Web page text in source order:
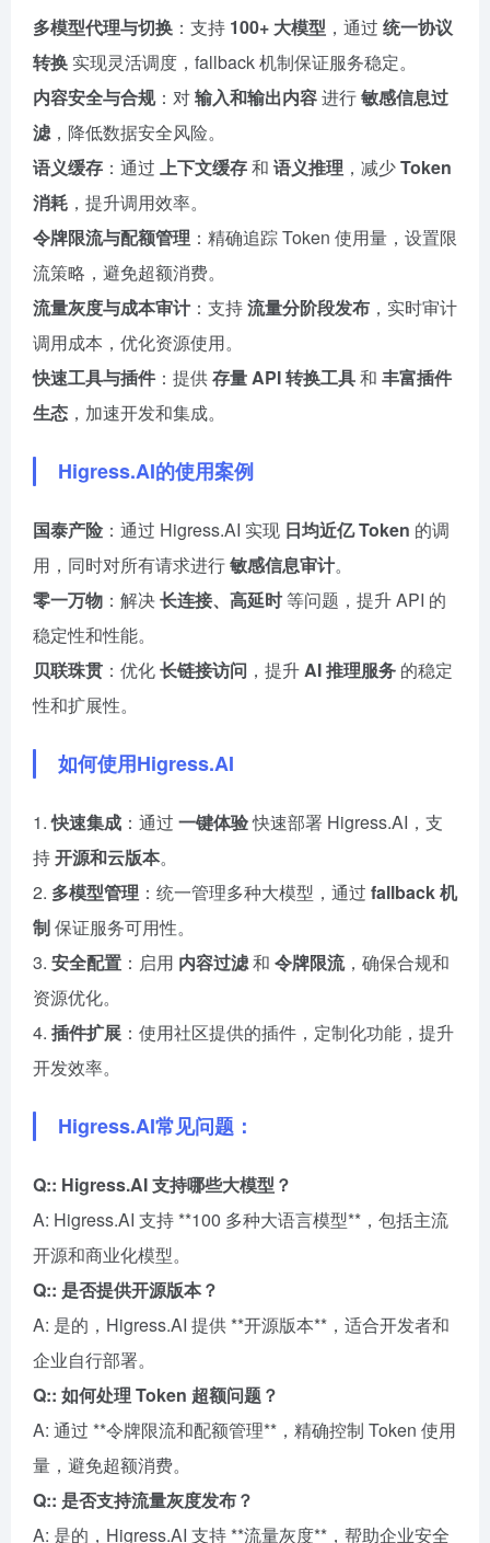
多模型代理与切换 ：支持 100+ 大模型 ，通过 统一协议
转换 实现灵活调度，fallback 机制保证服务稳定。
内容安全与合规：对输入和输出内容进行敏感信息过
滤，降低数据安全风险。
语义缓存 ：通过 上下文缓存和 语义推理 ，减少Token
消耗 ，提升调用效率。
令牌限流与配额管理 ：精确追踪 Token 使用量，设置限
流策略，避免超额消费。
流量灰度与成本审计：支持流量分阶段发布 ，实时审计
调用成本，优化资源使用。
快速工具与插件 ：提供存量 API 转换工具和 丰富插件
生态 ，加速开发和集成。
Higress.AI的使用案例
国泰产险：通过 Higress.AI 实现 日均近亿 Token 的调
用，同时对所有请求进行敏感信息审计。
零一万物 ：解决长连接、高延时等问题，提升 API 的
稳定性和性能。
贝联珠贯 ：优化长链接访问 ，提升AI 推理服务 的稳定
性和扩展性。
如何使用Higress.AI
1.快速集成 ：通过 一键体验快速部署 Higress.AI，支
持开源和云版本。
2. 多模型管理 ：统一管理多种大模型，通过 fallback 机
制保证服务可用性。
3. 安全配置 ：启用 内容过滤和 令牌限流，确保合规和
资源优化。
4. 插件扩展 ：使用社区提供的插件，定制化功能，提升
开发效率。
Higress.AI常见问题：
Q:: Higress.AI 支持哪些大模型？
A: Higress.AI 支持 **100 多种大语言模型**，包括主流
开源和商业化模型。
Q:: 是否提供开源版本？
A: 是的，Higress.AI 提供 **开源版本**，适合开发者和
企业自行部署。
Q:: 如何处理 Token 超额问题？
A: 通过 **令牌限流和配额管理**，精确控制 Token 使用
量，避免超额消费。
Q:: 是否支持流量灰度发布？
A: 是的，Higress.AI 支持 **流量灰度**，帮助企业安全